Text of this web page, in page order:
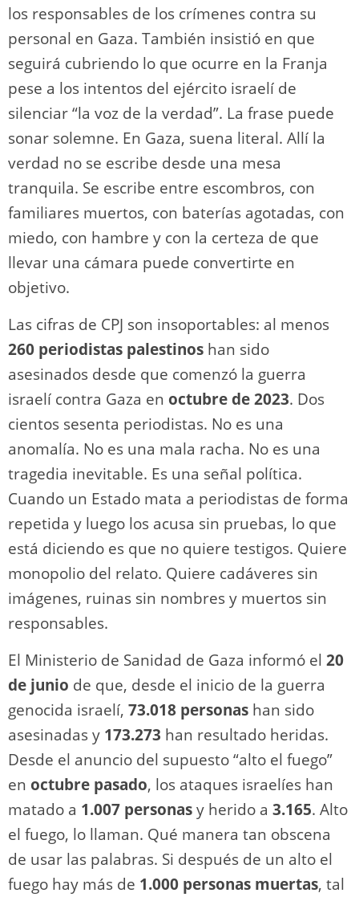
los responsables de los crímenes contra su
personal en Gaza. También insistió en que
seguirá cubriendo lo que ocurre en la Franja
pese a los intentos del ejército israelí de
silenciar “la voz de la verdad”. La frase puede
sonar solemne. En Gaza, suena literal. Allí la
verdad no se escribe desde una mesa
tranquila. Se escribe entre escombros, con
familiares muertos, con baterías agotadas, con
miedo, con hambre y con la certeza de que
llevar una cámara puede convertirte en
objetivo.
Las cifras de CPJ son insoportables: al menos
260 periodistas palestinos han sido
asesinados desde que comenzó la guerra
israelí contra Gaza en octubre de 2023. Dos
cientos sesenta periodistas. No es una
anomalía. No es una mala racha. No es una
tragedia inevitable. Es una señal política.
Cuando un Estado mata a periodistas de forma
repetida y luego los acusa sin pruebas, lo que
está diciendo es que no quiere testigos. Quiere
monopolio del relato. Quiere cadáveres sin
imágenes, ruinas sin nombres y muertos sin
responsables.
El Ministerio de Sanidad de Gaza informó el 20
de junio de que, desde el inicio de la guerra
genocida israelí, 73.018 personas han sido
asesinadas y 173.273 han resultado heridas.
Desde el anuncio del supuesto “alto el fuego”
en octubre pasado, los ataques israelíes han
matado a 1.007 personasy herido a 3.165. Alto
el fuego, lo llaman. Qué manera tan obscena
de usar las palabras. Si después de un alto el
fuego hay más de 1.000 personas muertas, tal